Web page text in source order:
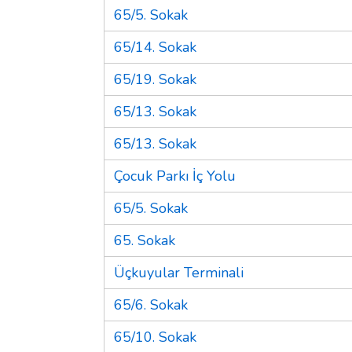
65/5. Sokak
65/14. Sokak
65/19. Sokak
65/13. Sokak
65/13. Sokak
Çocuk Parkı İç Yolu
65/5. Sokak
65. Sokak
Üçkuyular Terminali
65/6. Sokak
65/10. Sokak